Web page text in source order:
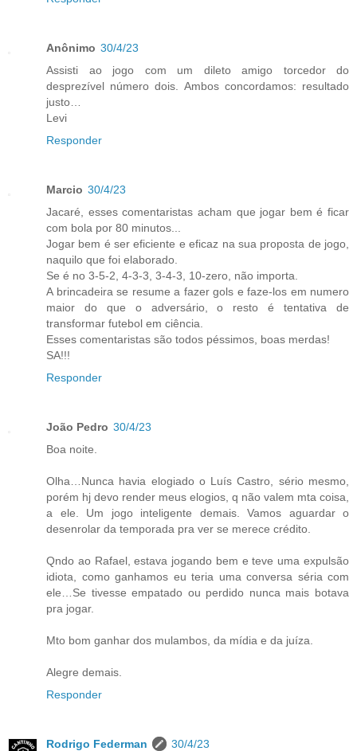
Anônimo 30/4/23
Assisti ao jogo com um dileto amigo torcedor do
desprezível número dois. Ambos concordamos: resultado
justo…
Levi
Responder
Marcio 30/4/23
Jacaré, esses comentaristas acham que jogar bem é ficar
com bola por 80 minutos...
Jogar bem é ser eficiente e eficaz na sua proposta de jogo,
naquilo que foi elaborado.
Se é no 3-5-2, 4-3-3, 3-4-3, 10-zero, não importa.
A brincadeira se resume a fazer gols e faze-los em numero
maior do que o adversário, o resto é tentativa de
transformar futebol em ciência.
Esses comentaristas são todos péssimos, boas merdas!
SA!!!
Responder
João Pedro 30/4/23
Boa noite.
Olha…Nunca havia elogiado o Luís Castro, sério mesmo,
porém hj devo render meus elogios, q não valem mta coisa,
a ele. Um jogo inteligente demais. Vamos aguardar o
desenrolar da temporada pra ver se merece crédito.
Qndo ao Rafael, estava jogando bem e teve uma expulsão
idiota, como ganhamos eu teria uma conversa séria com
ele…Se tivesse empatado ou perdido nunca mais botava
pra jogar.
Mto bom ganhar dos mulambos, da mídia e da juíza.
Alegre demais.
Responder
Rodrigo Federman
30/4/23